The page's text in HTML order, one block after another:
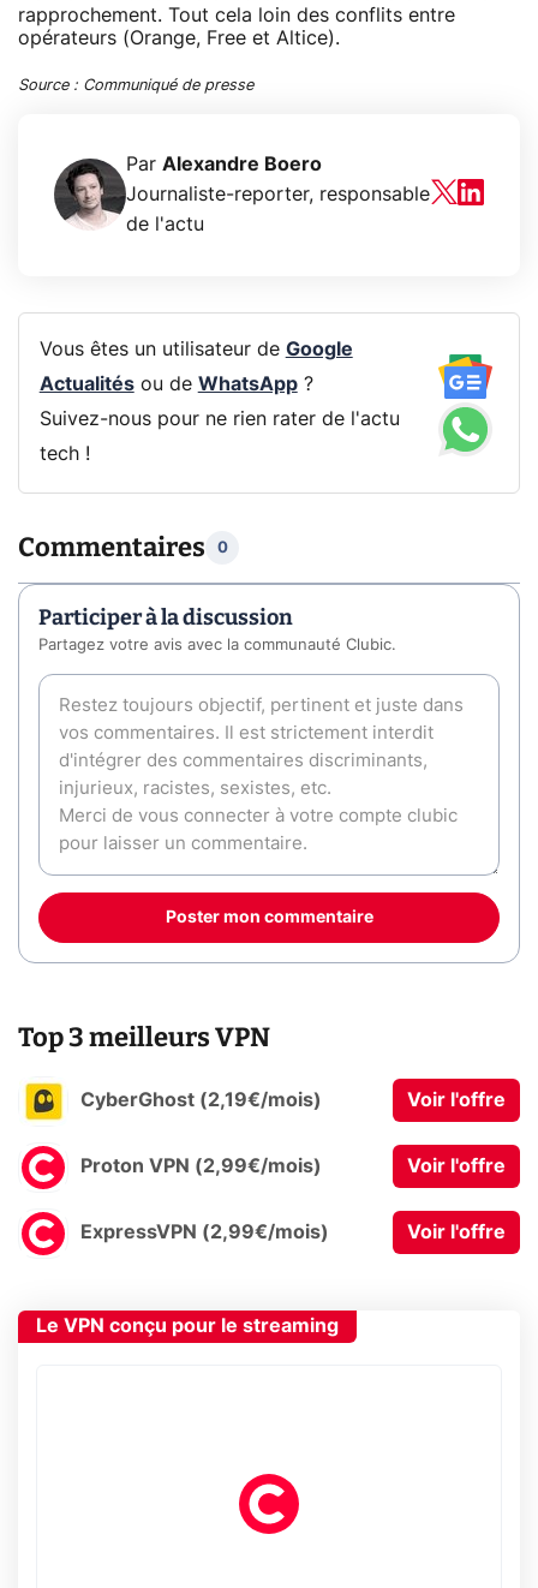
rapprochement. Tout cela loin des conflits entre
opérateurs (Orange, Free et Altice).
Source : Communiqué de presse
Par Alexandre Boero
Journaliste-reporter, responsable
de l'actu
Vous êtes un utilisateur de Google
Actualitésou de WhatsApp?
Suivez-nous pour ne rien rater de l'actu
tech !
Commentaires 0
Participer à la discussion
Partagez votre avis avec la communauté Clubic.
Poster mon commentaire
Top 3 meilleurs VPN
CyberGhost (2,19€/mois) Voir l'offre
Proton VPN (2,99€/mois) Voir l'offre
ExpressVPN (2,99€/mois) Voir l'offre
Le VPN conçu pour le streaming